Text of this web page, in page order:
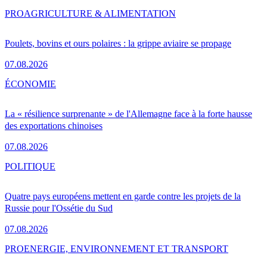
Poulets, bovins et ours polaires : la grippe aviaire se propage
07.08.2026
PROAGRICULTURE & ALIMENTATION
La « résilience surprenante » de l'Allemagne face à la forte hausse
des exportations chinoises
07.08.2026
ÉCONOMIE
Quatre pays européens mettent en garde contre les projets de la
Russie pour l'Ossétie du Sud
07.08.2026
POLITIQUE
PROENERGIE, ENVIRONNEMENT ET TRANSPORT